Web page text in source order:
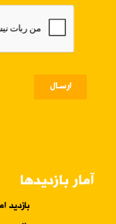
ارسـال
آمار بازدیدها
بازدید